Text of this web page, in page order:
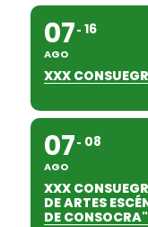
07
AGO
16
XXX
07
AGO
08
XXX
DE ARTES
DE CONSOCRA"